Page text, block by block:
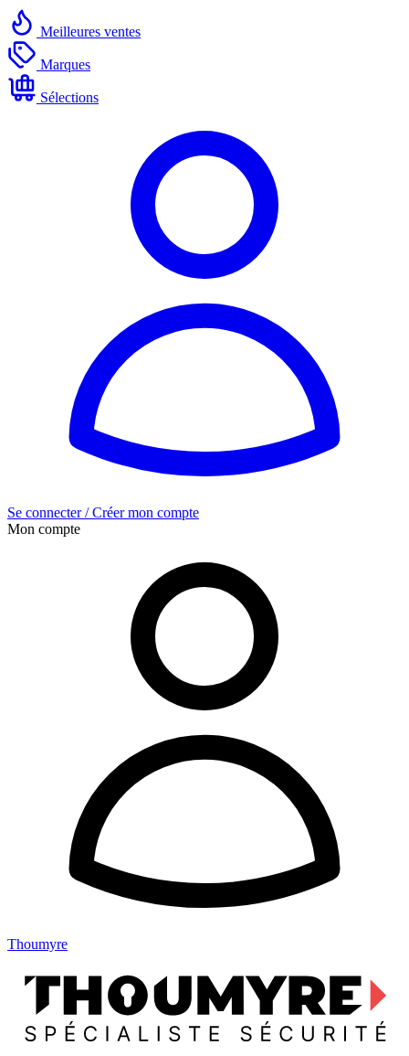
Meilleures ventes
Marques
Sélections
Se connecter / Créer mon compte
Mon compte
Thoumyre